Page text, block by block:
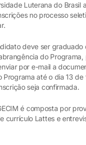
Luterana do
no processo
deve ser
do
por e-mail a
Programa até o dia 13
seja confirmada.
é composta por
currículo Lattes e